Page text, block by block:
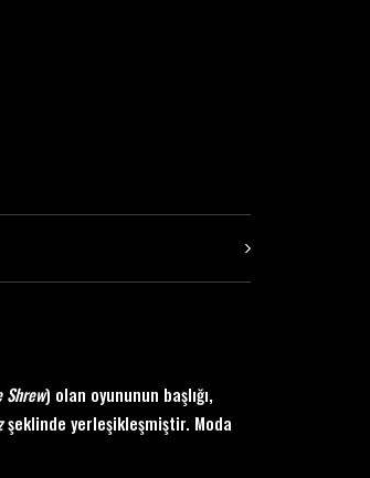
Shrew) olan oyununun başlığı,
şeklinde yerleşikleşmiştir. Moda